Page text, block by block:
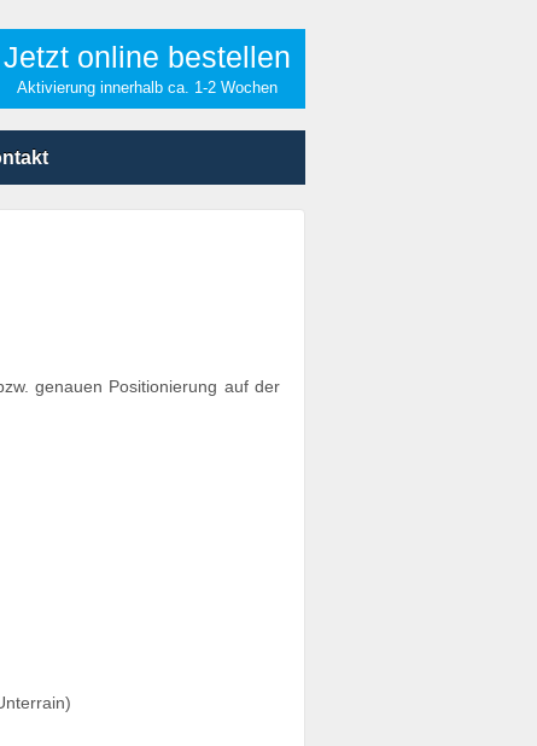
Jetzt online bestellen
Aktivierung innerhalb ca. 1-2 Wochen
genauen Positionierung auf der